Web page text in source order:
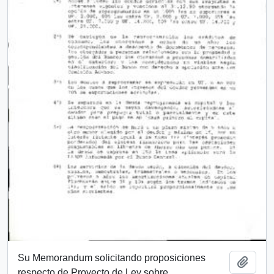
Su Memorandum solicitando proposiciones